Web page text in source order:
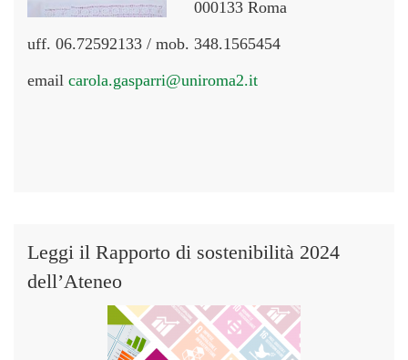
000133 Roma
uff. 06.72592133 / mob. 348.1565454
email carola.gasparri@uniroma2.it
Leggi il Rapporto di sostenibilità 2024
dell’Ateneo